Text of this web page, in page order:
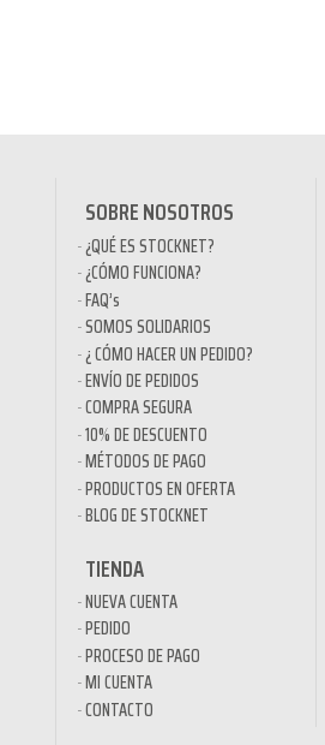
SOBRE NOSOTROS
¿QUÉ ES STOCKNET?
¿CÓMO FUNCIONA?
FAQ’s
SOMOS SOLIDARIOS
¿ CÓMO HACER UN PEDIDO?
ENVÍO DE PEDIDOS
COMPRA SEGURA
10% DE DESCUENTO
MÉTODOS DE PAGO
PRODUCTOS EN OFERTA
BLOG DE STOCKNET
TIENDA
NUEVA CUENTA
PEDIDO
PROCESO DE PAGO
MI CUENTA
CONTACTO